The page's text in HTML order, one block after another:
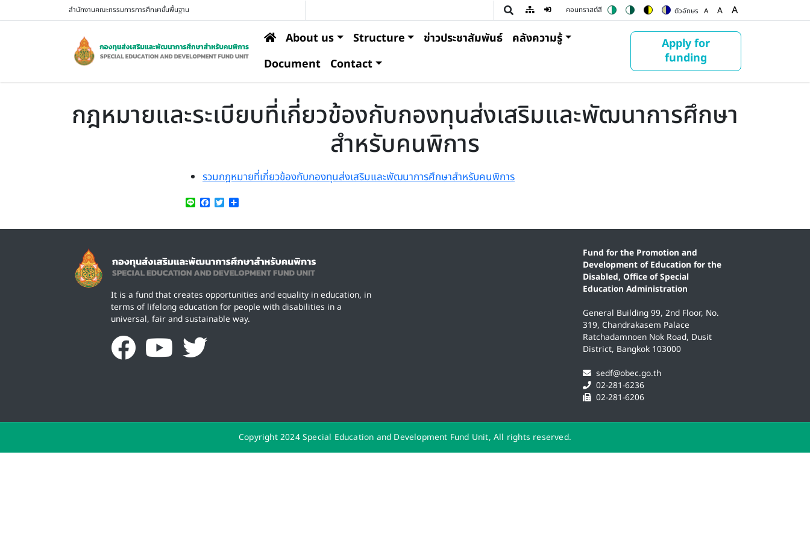
Skip to main contentสำนักงานคณะกรรมการการศึกษาขั้นพื้นฐาน User account menu
คอนทราสต์สี
Switch to color theme
Switch to high contrast theme
Switch to high visibility theme
Switch to soft theme
ตัวอักษร A
Set font size to 100%
A
Set font size to 125%
A
Set font size to
Main navigation
About us Structure ข่าวประชาสัมพันธ์
คลังความรู้
Document
Contact
Apply for
funding
กฎหมายและระเบียบที่เกี่ยวข้องกับกองทุนส่งเสริมและพัฒนาการศึกษา
สำหรับคนพิการ
รวมกฎหมายที่เกี่ยวข้องกับกองทุนส่งเสริมและพัฒนาการศึกษาสำหรับคนพิการ
Line Facebook
Twitter
Image
It is a fund that creates opportunities and equality in education, in
terms of lifelong education for people with disabilities in a
universal, fair and sustainable way.
Fund for the Promotion and
Development of Education for the
Disabled, Office of Special
Education Administration
General Building 99, 2nd Floor, No.
319, Chandrakasem Palace
Ratchadamnoen Nok Road, Dusit
District, Bangkok 103000
sedf@obec.go.th
02-281-6236
02-281-6206
Copyright 2024 Special Education and Development Fund Unit, All rights reserved.